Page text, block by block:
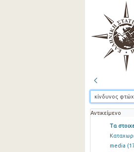
Αντικείμενο
Τα
media